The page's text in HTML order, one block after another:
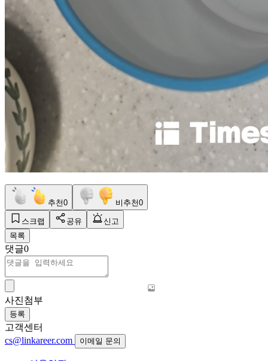
추천0 비추천0
스크랩 공유
신고
목록
댓글0
사진첨부
등록
고객센터
cs@linkareer.com
이메일 문의